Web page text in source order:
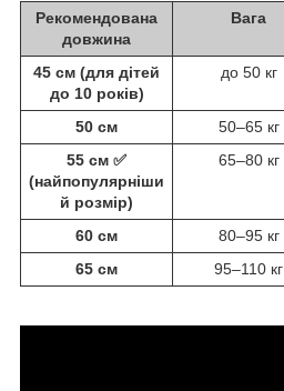
Рекомендована
довжина
Вага
45 см (для дітей
до 10 років)
до 50 кг
50 см 50–65 кг
55 см ✅
(найпопулярніши
й розмір)
65–80 кг
60 см 80–95 кг
65 см
95–110 кг